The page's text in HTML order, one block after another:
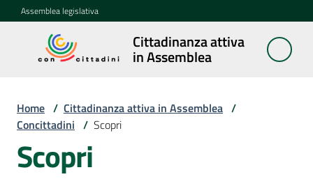
Vai al contenuto
Vai alla navigazione
Vai al footer
Assemblea legislativa
Cittadinanza attiva
in Assemblea
Cittadinanza
attiva in
Concittadini
Menu selezionato
Home / Cittadinanza attiva in Assemblea /
Concittadini / Scopri
Scopri